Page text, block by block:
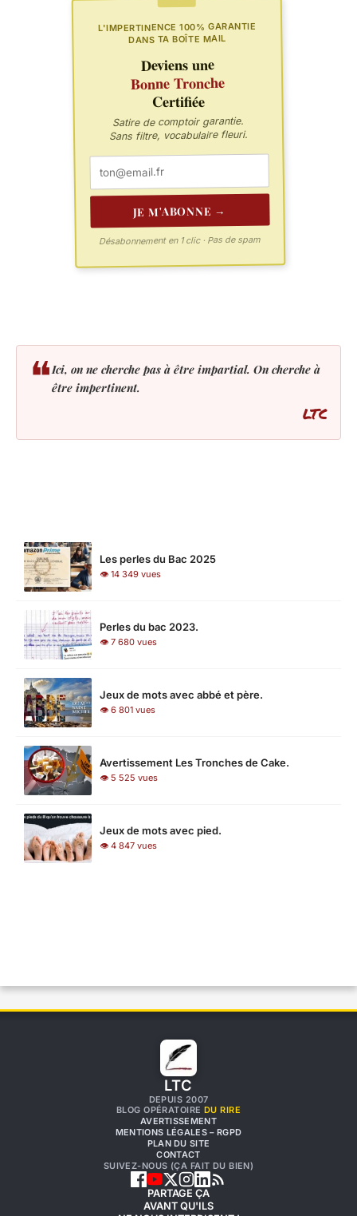
L'IMPERTINENCE 100% GARANTIE
DANS TA BOÎTE MAIL
Deviens une
Bonne Tronche
Certifiée
Satire de comptoir garantie.
Sans filtre, vocabulaire fleuri.
JE M'ABONNE →
Désabonnement en 1 clic · Pas de spam
❝Ici, on ne cherche pas à être impartial. On cherche à
être impertinent.
LTC
Les perles du Bac 2025
👁 14 349 vues
Perles du bac 2023.
👁 7 680 vues
Jeux de mots avec abbé et père.
👁 6 801 vues
Avertissement Les Tronches de Cake.
👁 5 525 vues
Jeux de mots avec pied.
👁 4 847 vues
LTC
DEPUIS 2007
BLOG OPÉRATOIRE DU RIRE
AVERTISSEMENT
MENTIONS LÉGALES – RGPD
PLAN DU SITE
CONTACT
SUIVEZ-NOUS (ÇA FAIT DU BIEN)
PARTAGE ÇA
AVANT QU'ILS